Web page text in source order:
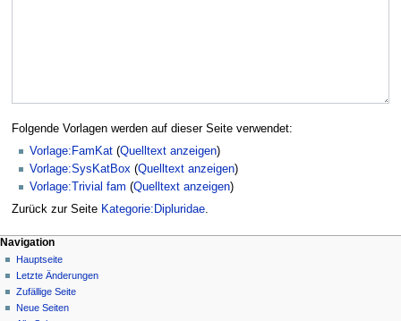
Folgende Vorlagen werden auf dieser Seite verwendet:
Vorlage:FamKat (Quelltext anzeigen)
Vorlage:SysKatBox (Quelltext anzeigen)
Vorlage:Trivial fam (Quelltext anzeigen)
Zurück zur Seite Kategorie:Dipluridae.
Navigation
Hauptseite
Letzte Änderungen
Zufällige Seite
Neue Seiten